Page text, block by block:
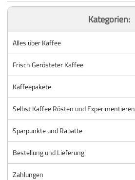
Kategorien:
Alles über Kaffee
Frisch Gerösteter Kaffee
Kaffeepakete
Selbst Kaffee Rösten und Experimentieren
Sparpunkte und Rabatte
Bestellung und Lieferung
Zahlungen